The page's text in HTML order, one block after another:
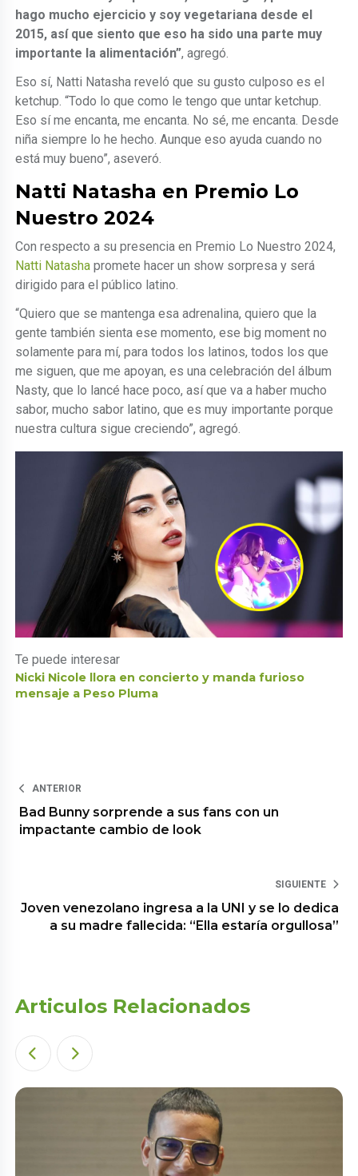
hago mucho ejercicio y soy vegetariana desde el
2015, así que siento que eso ha sido una parte muy
importante la alimentación”, agregó.
Eso sí, Natti Natasha reveló que su gusto culposo es el
ketchup. “Todo lo que como le tengo que untar ketchup.
Eso sí me encanta, me encanta. No sé, me encanta. Desde
niña siempre lo he hecho. Aunque eso ayuda cuando no
está muy bueno”, aseveró.
Natti Natasha en Premio Lo
Nuestro 2024
Con respecto a su presencia en Premio Lo Nuestro 2024,
Natti Natasha promete hacer un show sorpresa y será
dirigido para el público latino.
“Quiero que se mantenga esa adrenalina, quiero que la
gente también sienta ese momento, ese big moment no
solamente para mí, para todos los latinos, todos los que
me siguen, que me apoyan, es una celebración del álbum
Nasty, que lo lancé hace poco, así que va a haber mucho
sabor, mucho sabor latino, que es muy importante porque
nuestra cultura sigue creciendo”, agregó.
Te puede interesar
Nicki Nicole llora en concierto y manda furioso
mensaje a Peso Pluma
ANTERIOR
Bad Bunny sorprende a sus fans con un
impactante cambio de look
SIGUIENTE
Joven venezolano ingresa a la UNI y se lo dedica
a su madre fallecida: “Ella estaría orgullosa”
Articulos Relacionados